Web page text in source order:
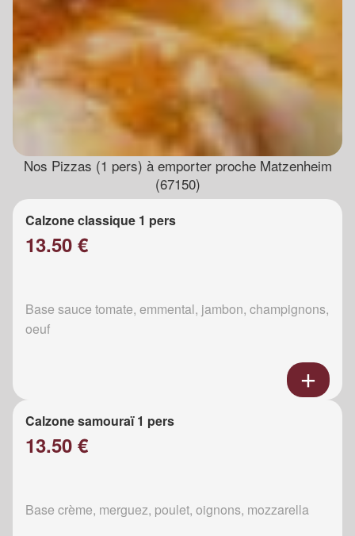
Nos Pizzas (1 pers) à emporter proche Matzenheim
(67150)
Calzone classique 1 pers
13.50 €
Base sauce tomate, emmental, jambon, champignons,
oeuf
Calzone samouraï 1 pers
13.50 €
Base crème, merguez, poulet, oignons, mozzarella